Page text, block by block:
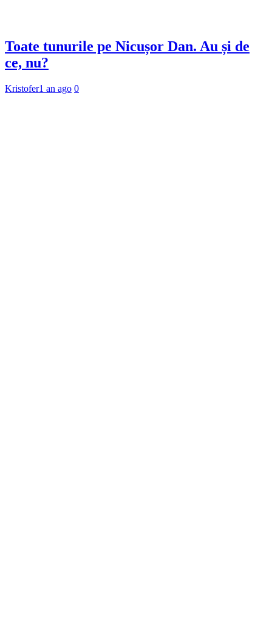
Toate tunurile pe Nicușor Dan. Au și de
ce, nu?
Kristofer1 an ago 0